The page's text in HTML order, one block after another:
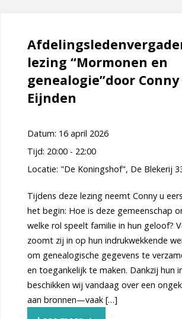
lezing “Mormonen en
genealogie”door
Eijnden
Datum: 16 april 2026
Tijd: 20:00 - 22:00
Locatie: "De Koningshof", De Blekerij
Tijdens deze lezing neemt Conny u
het begin: Hoe is deze gemeenschap
welke rol speelt familie in hun geloof?
zoomt zij in op hun indrukwekkende
om genealogische gegevens te
en toegankelijk te maken. Dankzij hun
beschikken wij vandaag over een
aan bronnen—vaak […]